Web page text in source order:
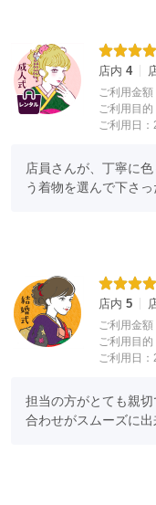
店内 4
ご利用金額
ご利用目的
ご利用日
店員さんが、丁寧に
う着物を選んで下さ
店内 5
ご利用金額
ご利用目的
ご利用日
担当の方がとても親
合わせがスムーズに出